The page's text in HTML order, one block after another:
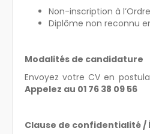
Non-inscription à
Diplôme non reconnu
Modalités de candidature
Envoyez votre CV en
Appelez au 01 76 38 09 56
Clause de confidentialité /